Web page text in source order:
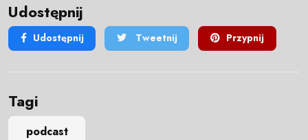
Udostępnij
Udostępnij Tweetnij Przypnij
Tagi
podcast